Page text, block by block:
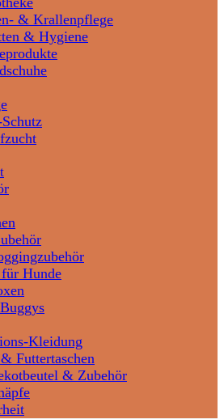
& Krallenpflege
& Hygiene
Hunde
Kleidung
Futtertaschen
& Zubehör